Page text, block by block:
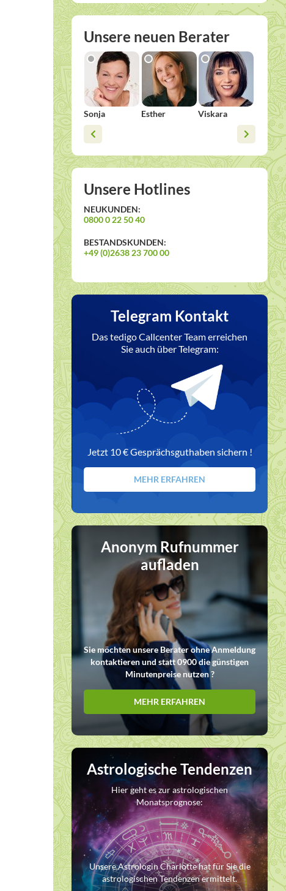
Unsere neuen Berater
Sonja Esther Viskara
Unsere Hotlines
NEUKUNDEN:
0800 0 22 50 40
BESTANDSKUNDEN:
+49 (0)2638 23 700 00
Telegram Kontakt
Das tedigo Callcenter Team erreichen
Sie auch über Telegram:
Jetzt 10 € Gesprächsguthaben sichern !
MEHR ERFAHREN
Anonym Rufnummer
aufladen
Sie möchten unsere Berater ohne Anmeldung
kontaktieren und statt 0900 die günstigen
Minutenpreise nutzen ?
MEHR ERFAHREN
Astrologische Tendenzen
Hier geht es zur astrologischen
Monatsprognose:
Unsere Astrologin Charlotte hat für Sie die
astrologischen Tendenzen ermittelt.